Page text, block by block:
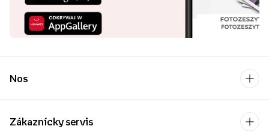
Nos
Zákaznícky servis